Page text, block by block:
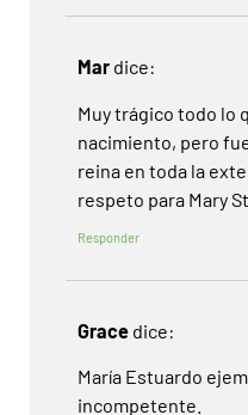
Mar dice:
Muy trágico todo lo
nacimiento, pero
reina en toda la
respeto para Mary
Responder
Grace dice:
María Estuardo
incompetente.